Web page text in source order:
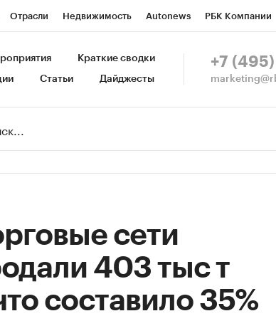
Отрасли Недвижимость Autonews РБК Компании
Газета Спецпроекты СПб Конференции СПб
Краткие сводки
Статьи Дайджесты
+7
сети
403 тыс т
составило 35%